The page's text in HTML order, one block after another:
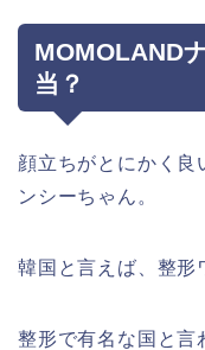
MOMOLAND
当？
顔立ちがとにかく良
ンシーちゃん。
韓国と言えば、整形
整形で有名な国と言